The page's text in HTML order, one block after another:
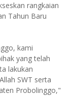
rangkaian
Tahun Baru
kami
yang telah
lakukan
SWT serta
Probolinggo,"